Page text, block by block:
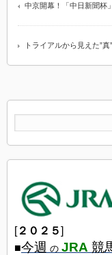
中京開幕！「中日新聞杯
トライアルから見えた”
[２０２５]
■今週 の JRA 競